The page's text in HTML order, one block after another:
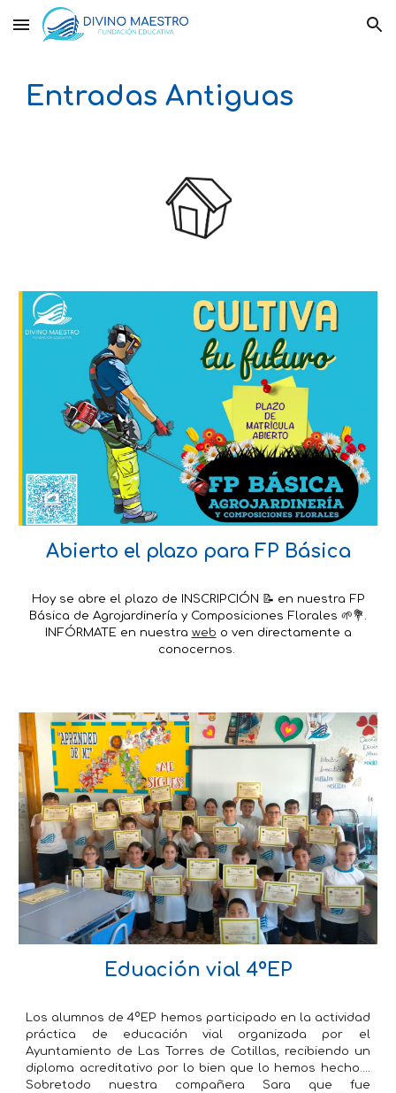
Skip to main content Skip to navigation
Entradas Antiguas
Abierto el plazo para FP Básica
Hoy se abre el plazo de INSCRIPCIÓN 📝 en nuestra FP
Básica de Agrojardinería y Composiciones Florales 🌱💐.
INFÓRMATE en nuestra web o ven directamente a
conocernos.
Eduación vial 4ºEP
Los alumnos de 4ºEP hemos participado en la actividad
práctica de educación vial organizada por el
Ayuntamiento de Las Torres de Cotillas, recibiendo un
diploma acreditativo por lo bien que lo hemos hecho....
Sobretodo nuestra compañera Sara que fue